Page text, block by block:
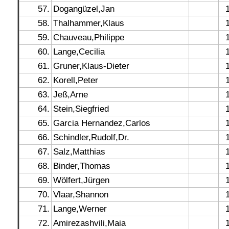
57. Dogangüzel,Jan
58. Thalhammer,Klaus
59. Chauveau,Philippe
60. Lange,Cecilia
61. Gruner,Klaus-Dieter
62. Korell,Peter
63. Jeß,Arne
64. Stein,Siegfried
65. Garcia Hernandez,Carlos
66. Schindler,Rudolf,Dr.
67. Salz,Matthias
68. Binder,Thomas
69. Wölfert,Jürgen
70. Vlaar,Shannon
71. Lange,Werner
72. Amirezashvili,Maia